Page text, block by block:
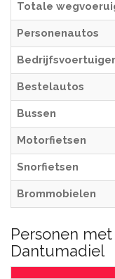
Totale
Personenautos
Bestelautos
Bussen
Motorfietsen
Snorfietsen
Brommobielen
Personen
Dantumadiel